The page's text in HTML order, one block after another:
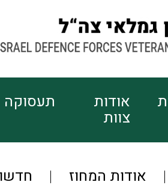
אודות
צוות
תעסוקה
אודות המחוז